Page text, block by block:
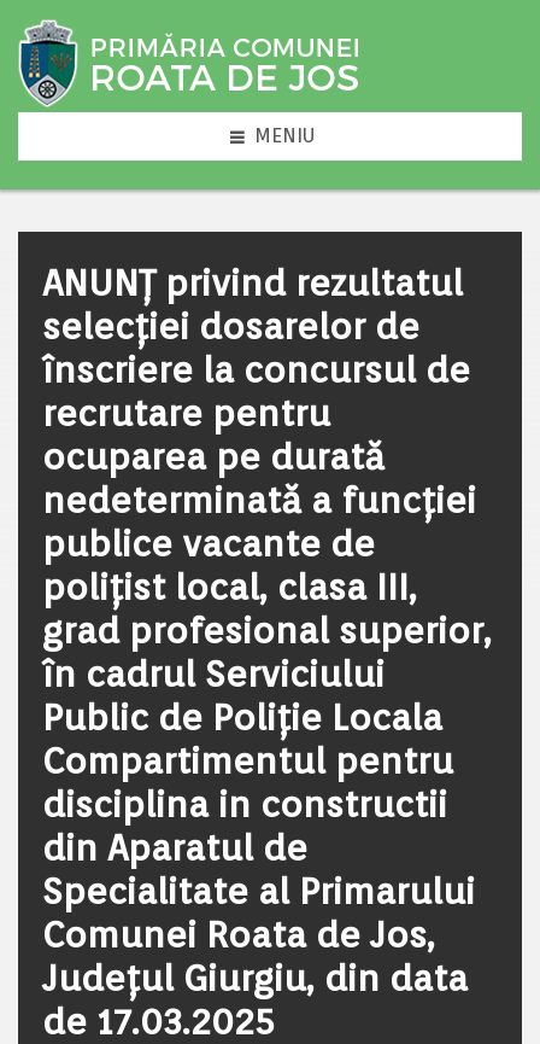
MENIU
ANUNȚ privind rezultatul
selecției dosarelor de
înscriere la concursul de
recrutare pentru
ocuparea pe durată
nedeterminată a funcției
publice vacante de
polițist local, clasa III,
grad profesional superior,
în cadrul Serviciului
Public de Poliție Locala
Compartimentul pentru
disciplina in constructii
din Aparatul de
Specialitate al Primarului
Comunei Roata de Jos,
Județul Giurgiu, din data
de 17.03.2025